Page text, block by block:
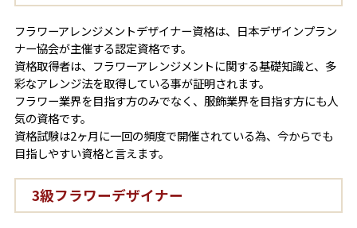
フラワーアレンジメントデザイナー資格は、日本デザインプラン
ナー協会が主催する認定資格です。
資格取得者は、フラワーアレンジメントに関する基礎知識と、多
彩なアレンジ法を取得している事が証明されます。
フラワー業界を目指す方のみでなく、服飾業界を目指す方にも人
気の資格です。
資格試験は2ヶ月に一回の頻度で開催されている為、今からでも
目指しやすい資格と言えます。
3級フラワーデザイナー